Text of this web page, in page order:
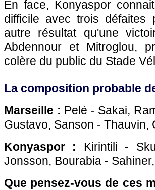
En face, Konyaspor
difficile avec trois défaites
autre résultat qu'une
Abdennour et Mitroglou,
colère du public du Stade
La composition probable
Marseille : Pelé - Sakai,
Gustavo, Sanson - Thauvin,
Konyaspor : Kirintili -
Jonsson, Bourabia -
Que pensez-vous de ces